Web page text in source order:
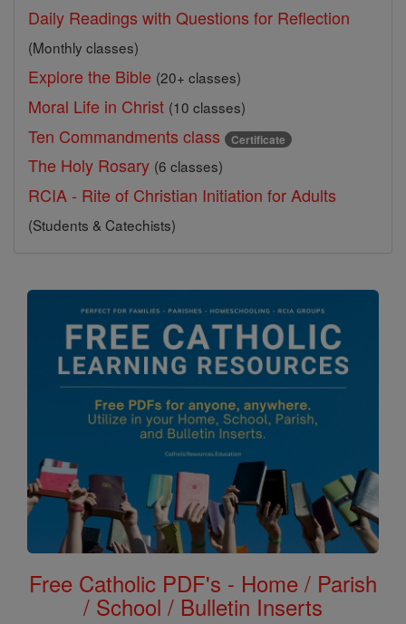
Daily Readings with Questions for Reflection
(Monthly classes)
Explore the Bible (20+ classes)
Moral Life in Christ (10 classes)
Ten Commandments class Certificate
The Holy Rosary (6 classes)
RCIA - Rite of Christian Initiation for Adults
(Students & Catechists)
Free Catholic PDF's - Home / Parish
/ School / Bulletin Inserts